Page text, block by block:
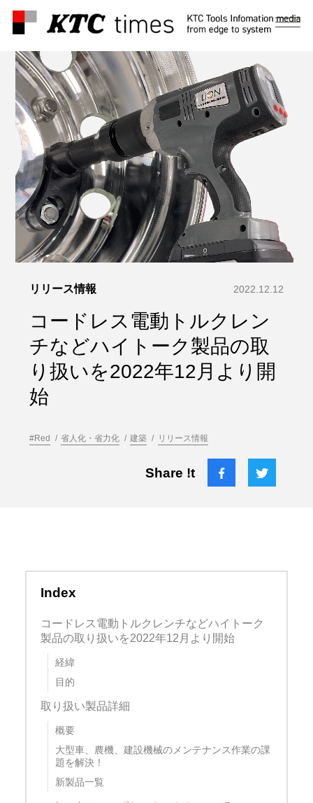
メ
リリース情報 2022.12.12
コードレス電動トルクレン
チなどハイトーク製品の取
り扱いを2022年12月より開
始
#Red 省人化・省力化 建築 リリース情報
Share !t
Index
コードレス電動トルクレンチなどハイトーク
製品の取り扱いを2022年12月より開始
経緯
目的
取り扱い製品詳細
概要
大型車、農機、建設機械のメンテナンス作業の課
題を解決！
新製品一覧